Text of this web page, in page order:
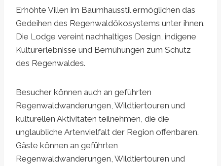
Erhöhte Villen im Baumhausstil ermöglichen das
Gedeihen des Regenwaldökosystems unter ihnen.
Die Lodge vereint nachhaltiges Design, indigene
Kulturerlebnisse und Bemühungen zum Schutz
des Regenwaldes.
Besucher können auch an geführten
Regenwaldwanderungen, Wildtiertouren und
kulturellen Aktivitäten teilnehmen, die die
unglaubliche Artenvielfalt der Region offenbaren.
Gäste können an geführten
Regenwaldwanderungen, Wildtiertouren und